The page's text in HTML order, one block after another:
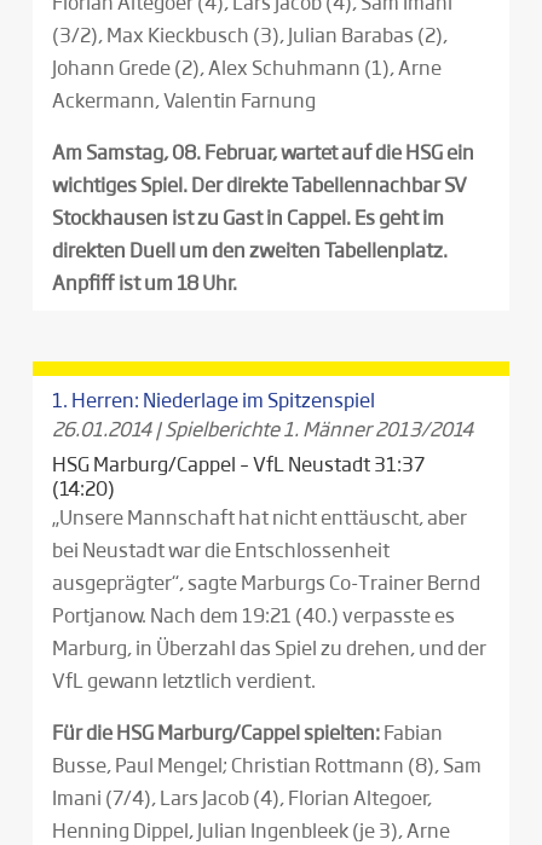
(3/2), Max Kieckbusch (3), Julian Barabas (2),
Johann Grede (2), Alex Schuhmann (1), Arne
Ackermann, Valentin Farnung
Am Samstag, 08. Februar, wartet auf die HSG ein
wichtiges Spiel. Der direkte Tabellennachbar SV
Stockhausen ist zu Gast in Cappel. Es geht im
direkten Duell um den zweiten Tabellenplatz.
Anpfiff ist um 18 Uhr.
1. Herren: Niederlage im Spitzenspiel
26.01.2014|Spielberichte 1. Männer 2013/2014
HSG Marburg/Cappel – VfL Neustadt 31:37
(14:20)
„Unsere Mannschaft hat nicht enttäuscht, aber
bei Neustadt war die Entschlossenheit
ausgeprägter“, sagte Marburgs Co-Trainer Bernd
Portjanow. Nach dem 19:21 (40.) verpasste es
Marburg, in Überzahl das Spiel zu drehen, und der
VfL gewann letztlich verdient.
Für die HSG Marburg/Cappel spielten:Fabian
Busse, Paul Mengel; Christian Rottmann (8), Sam
Imani (7/4), Lars Jacob (4), Florian Altegoer,
Henning Dippel, Julian Ingenbleek (je 3), Arne